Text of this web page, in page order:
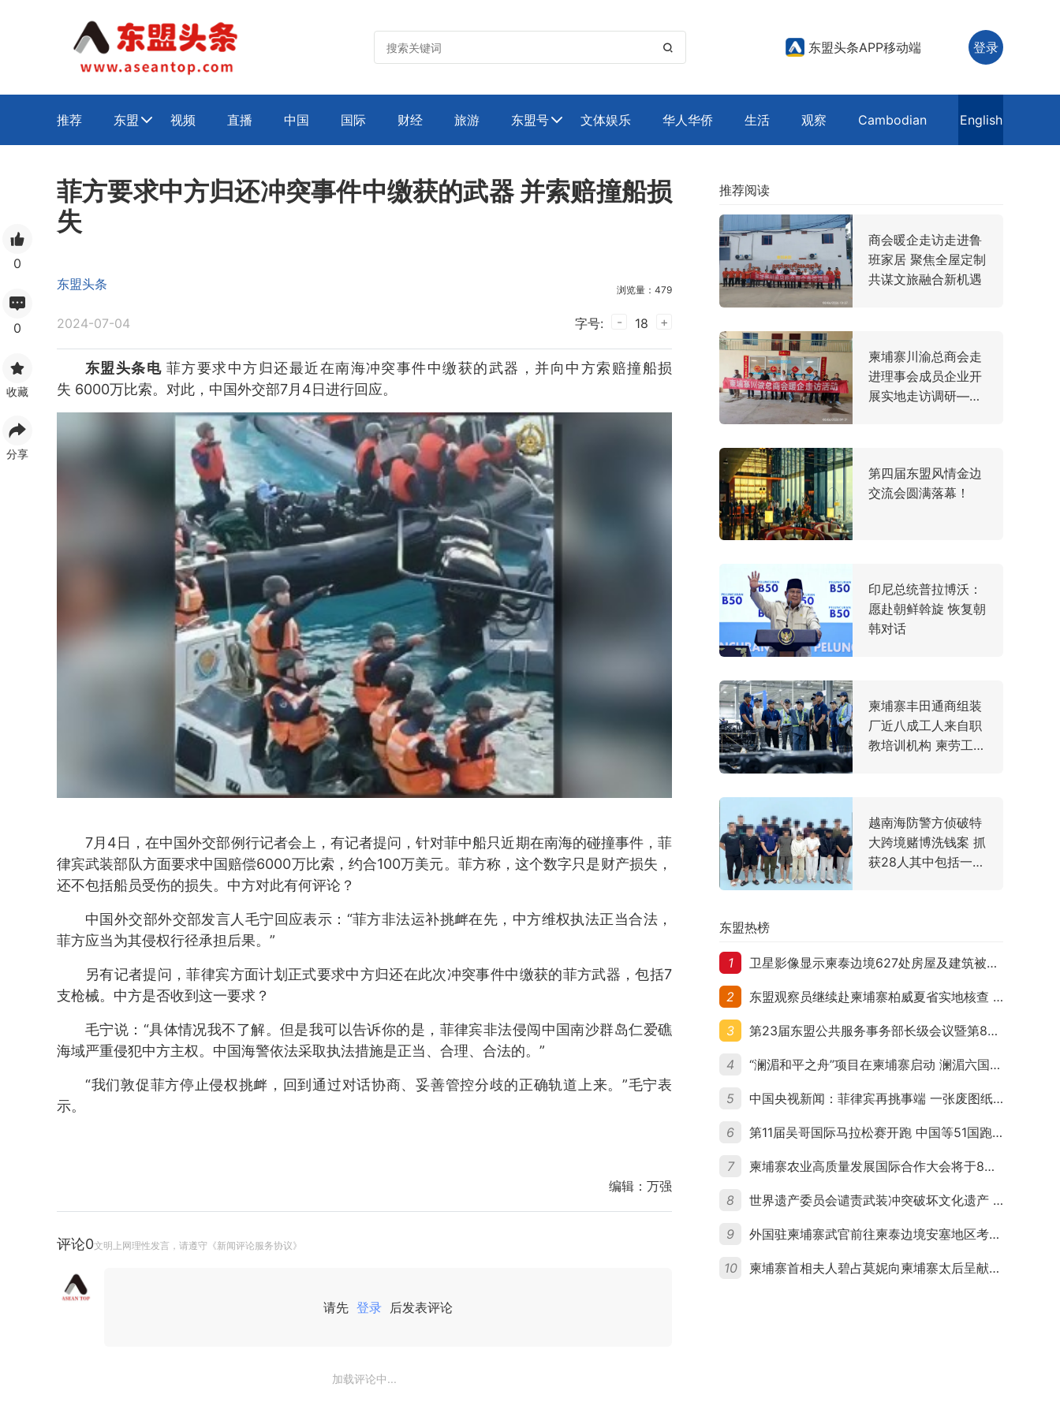
 东盟头条APP移动端 登录
推荐 东盟  视频 直播 中国 国际 财经 旅游 东盟号 文体娱乐 华人华侨 生活 观察 Cambodian English
0
0
收藏
分享
菲方要求中方归还冲突事件中缴获的武器 并索赔撞船损
失
东盟头条 浏览量：479
2024-07-04 字号: - 18 +
东盟头条电 菲方要求中方归还最近在南海冲突事件中缴获的武器，并向中方索赔撞船损
失 6000万比索。对此，中国外交部7月4日进行回应。
7月4日，在中国外交部例行记者会上，有记者提问，针对菲中船只近期在南海的碰撞事件，菲
律宾武装部队方面要求中国赔偿6000万比索，约合100万美元。菲方称，这个数字只是财产损失，
还不包括船员受伤的损失。中方对此有何评论？
中国外交部外交部发言人毛宁回应表示：“菲方非法运补挑衅在先，中方维权执法正当合法，
菲方应当为其侵权行径承担后果。”
另有记者提问，菲律宾方面计划正式要求中方归还在此次冲突事件中缴获的菲方武器，包括7
支枪械。中方是否收到这一要求？
毛宁说：“具体情况我不了解。但是我可以告诉你的是，菲律宾非法侵闯中国南沙群岛仁爱礁
海域严重侵犯中方主权。中国海警依法采取执法措施是正当、合理、合法的。”
“我们敦促菲方停止侵权挑衅，回到通过对话协商、妥善管控分歧的正确轨道上来。”毛宁表
示。
编辑： 万强
评论0文明上网理性发言，请遵守《新闻评论服务协议》
请先 登录 后发表评论
加载评论中...
推荐阅读
商会暖企走访走进鲁
班家居 聚焦全屋定制
共谋文旅融合新机遇
柬埔寨川渝总商会走
进理事会成员企业开
展实地走访调研——
第四届东盟风情金边
交流会圆满落幕！
印尼总统普拉博沃：
愿赴朝鲜斡旋 恢复朝
韩对话
柬埔寨丰田通商组装
厂近八成工人来自职
教培训机构 柬劳工大
越南海防警方侦破特
大跨境赌博洗钱案 抓
获28人其中包括一名
东盟热榜
1 卫星影像显示柬泰边境627处房屋及建筑被夷平 人权组织呼吁保护平民财产
2 东盟观察员继续赴柬埔寨柏威夏省实地核查 走访遭袭柬埔寨平民村庄
3 第23届东盟公共服务事务部长级会议暨第8届东盟与中日韩公共服务事务部长级会议在柬埔寨暹粒开幕
4 “澜湄和平之舟”项目在柬埔寨启动 澜湄六国青年共话和平与发展
5 中国央视新闻：菲律宾再挑事端 一张废图纸划不走中国黄岩岛
6 第11届吴哥国际马拉松赛开跑 中国等51国跑者齐聚暹粒
7 柬埔寨农业高质量发展国际合作大会将于8月20日举行
8 世界遗产委员会谴责武装冲突破坏文化遗产 柬埔寨呼吁依法追责并加强国际合作
9 外国驻柬埔寨武官前往柬泰边境安塞地区考察 柬方介绍“危险握手”事件及边境情况
10 柬埔寨首相夫人碧占莫妮向柬埔寨太后呈献世界女童军“卓越领袖奖”